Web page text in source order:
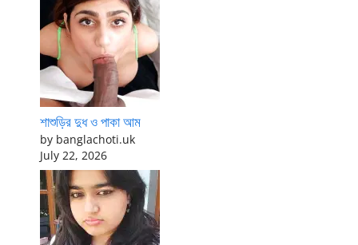
শাশুড়ির দুধ ও পাকা আম
by banglachoti.uk
July 22, 2026